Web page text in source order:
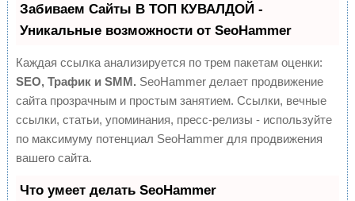
Забиваем Сайты В ТОП КУВАЛДОЙ -
Уникальные возможности от SeoHammer
Каждая ссылка анализируется по трем пакетам оценки:
SEO, Трафик и SMM. SeoHammer делает продвижение
сайта прозрачным и простым занятием. Ссылки, вечные
ссылки, статьи, упоминания, пресс-релизы - используйте
по максимуму потенциал SeoHammer для продвижения
вашего сайта.
Что умеет делать SeoHammer